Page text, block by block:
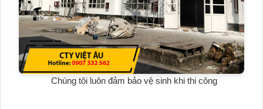
Chúng tôi luôn đảm bảo vệ sinh khi thi công